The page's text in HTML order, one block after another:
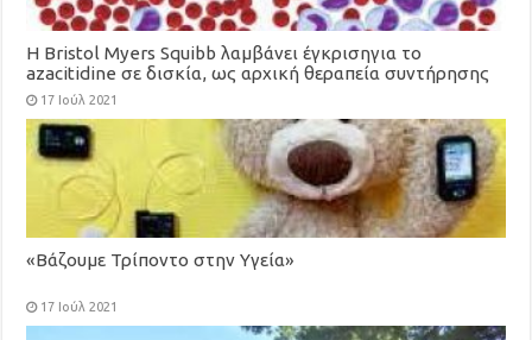
Η Bristol Myers Squibb λαμβάνει έγκρισηγια το
azacitidine σε δισκία, ως αρχική θεραπεία συντήρησης
για ενήλικες με οξεία μυελογενή λευχαιμία
17 Ιούλ 2021
«Βάζουμε Τρίποντο στην Υγεία»
17 Ιούλ 2021